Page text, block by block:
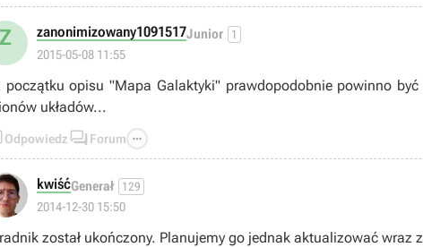
Z zanonimizowany1091517Junior 1
2015-05-08 11:55
początku opisu "Mapa Galaktyki" prawdopodobnie powinno
układów...
Odpowiedz  Forum 
kwiśćGenerał 129
2014-12-30 15:50
został ukończony. Planujemy go jednak aktualizować wraz